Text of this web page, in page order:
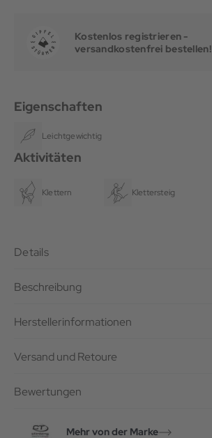
Kostenlos registrieren -
versandkostenfrei bestellen!
Eigenschaften
Leichtgewichtig
Aktivitäten
Klettern Klettersteig
Details
Beschreibung
Herstellerinformationen
Versand und Retoure
Bewertungen
Mehr von der Marke